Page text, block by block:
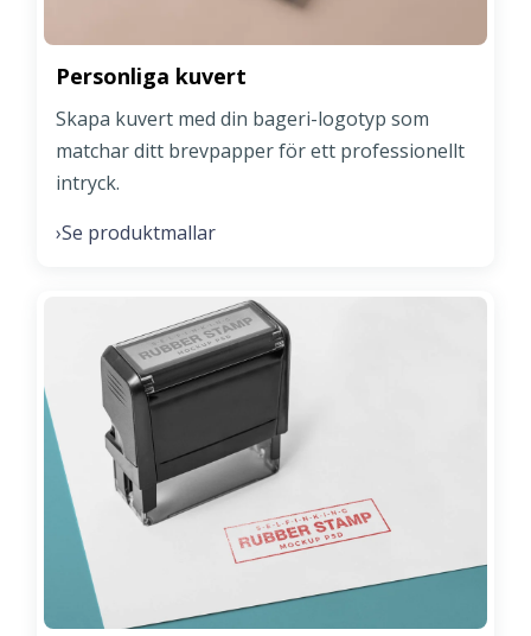
Personliga kuvert
Skapa kuvert med din bageri-logotyp som
matchar ditt brevpapper för ett professionellt
intryck.
›Se produktmallar